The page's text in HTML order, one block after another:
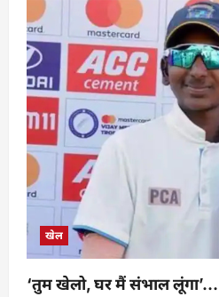
खेल
‘तुम खेलो, घर मैं संभाल लूंगा’…